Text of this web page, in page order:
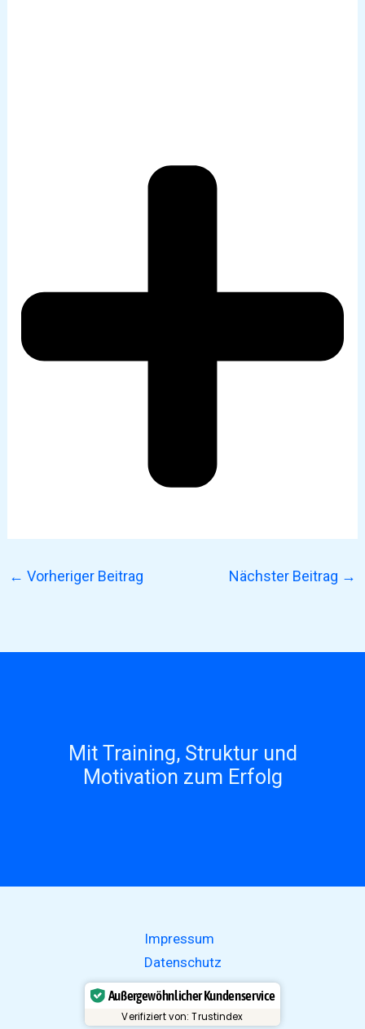
← Vorheriger Beitrag Nächster Beitrag →
Mit Training, Struktur und
Motivation zum Erfolg
Impressum
Datenschutz
Außergewöhnlicher Kundenservice
Verifiziert von: Trustindex